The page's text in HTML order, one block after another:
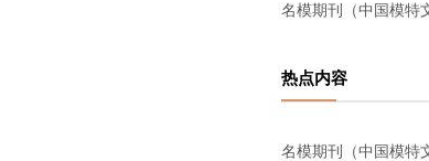
名模期刊（中国模特
热点内容
名模期刊（中国模特